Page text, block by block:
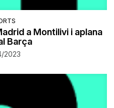
a Montilivi i aplana
Barça
2023